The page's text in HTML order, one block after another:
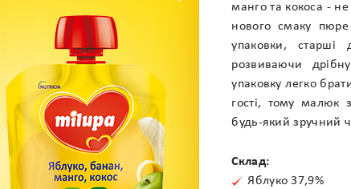
манго та кокоса -
нового смаку
упаковки, старші
розвиваючи
упаковку легко
гості, тому малюк
будь-який зручний
Склад:
Яблуко 37,9%